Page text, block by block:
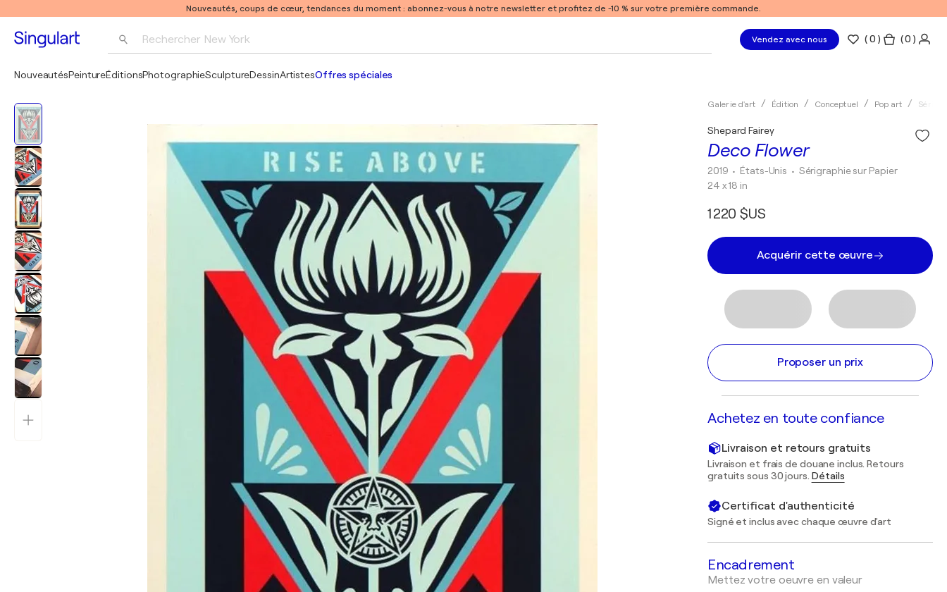
Nouveautés, coups de cœur, tendances du moment : abonnez-vous à notre newsletter et profitez de -10 % sur votre première commande.
Rechercher New York Vendez avec nous (0 ) ( 0 )
NouveautésPeintureÉditionsPhotographieSculptureDessinArtistesOffres spéciales
Galerie d'art Édition Conceptuel Pop art
Deco Flower
Shepard Fairey
2019 • États-Unis • Sérigraphie sur Papier
24 x 18 in
1 220 $US
Acquérir cette œuvre
Proposer un prix
Achetez en toute confiance
Livraison et retours gratuits
Livraison et frais de douane inclus. Retours
gratuits sous 30 jours. Détails
Certificat d'authenticité
Signé et inclus avec chaque œuvre d'art
Encadrement
Mettez votre oeuvre en valeur